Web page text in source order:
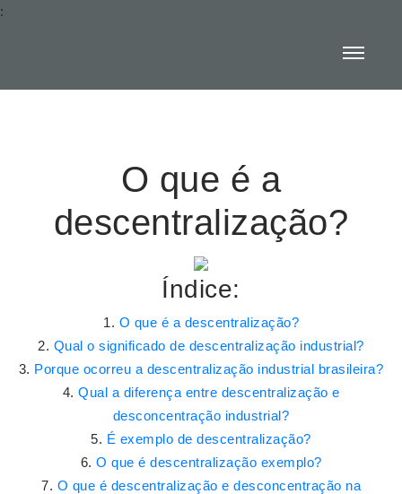
:
O que é a
descentralização?
Índice:
O que é a descentralização?
Qual o significado de descentralização industrial?
Porque ocorreu a descentralização industrial brasileira?
Qual a diferença entre descentralização e
desconcentração industrial?
É exemplo de descentralização?
O que é descentralização exemplo?
O que é descentralização e desconcentração na